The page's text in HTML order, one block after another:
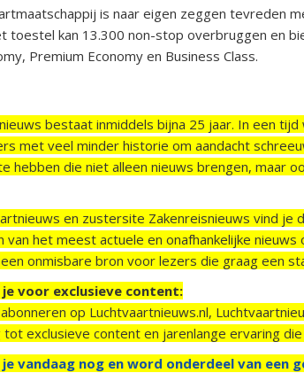
is naar eigen zeggen tevreden
toestel kan 13.300 non-stop overbruggen en
Premium Economy en Business Class.
bestaat inmiddels bijna 25 jaar. In een
met veel minder historie om aandacht
hebben die niet alleen nieuws brengen, maar
en zustersite Zakenreisnieuws vind je
van het meest actuele en onafhankelijke
onmisbare bron voor lezers die graag een
je voor exclusieve content:
op Luchtvaartnieuws.nl,
tot exclusieve content en jarenlange ervaring
vandaag nog en word onderdeel van een